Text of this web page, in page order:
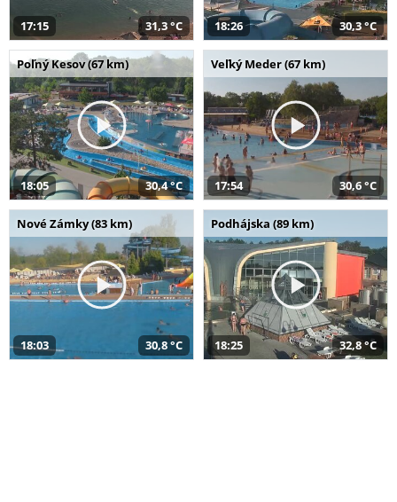
17:15 31,3 °C 18:26 30,3 °C
Poľný Kesov (67 km)
18:05 30,4 °C
Veľký Meder (67 km)
17:54 30,6 °C
Nové Zámky (83 km)
18:03 30,8 °C
Podhájska (89 km)
18:25 32,8 °C